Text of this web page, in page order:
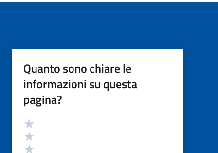
Quanto sono chiare le
informazioni su questa
pagina?
Valutazione